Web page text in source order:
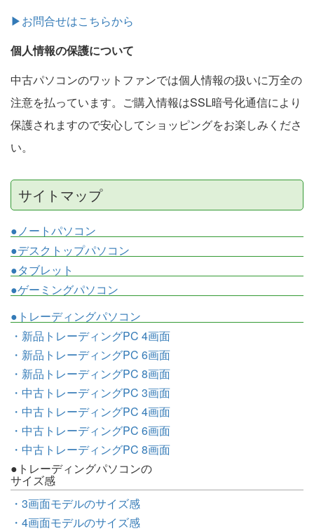
▶お問合せはこちらから
個人情報の保護について
中古パソコンのワットファンでは個人情報の扱いに万全の
注意を払っています。ご購入情報はSSL暗号化通信により
保護されますので安心してショッピングをお楽しみくださ
い。
サイトマップ
●ノートパソコン
●デスクトップパソコン
●タブレット
●ゲーミングパソコン
●トレーディングパソコン
・新品トレーディングPC 4画面
・新品トレーディングPC 6画面
・新品トレーディングPC 8画面
・中古トレーディングPC 3画面
・中古トレーディングPC 4画面
・中古トレーディングPC 6画面
・中古トレーディングPC 8画面
●トレーディングパソコンの
サイズ感
・3画面モデルのサイズ感
・4画面モデルのサイズ感